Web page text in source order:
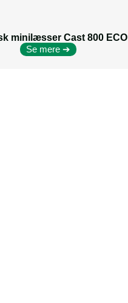
minilæsser Cast 800 ECO
Se mere ➔